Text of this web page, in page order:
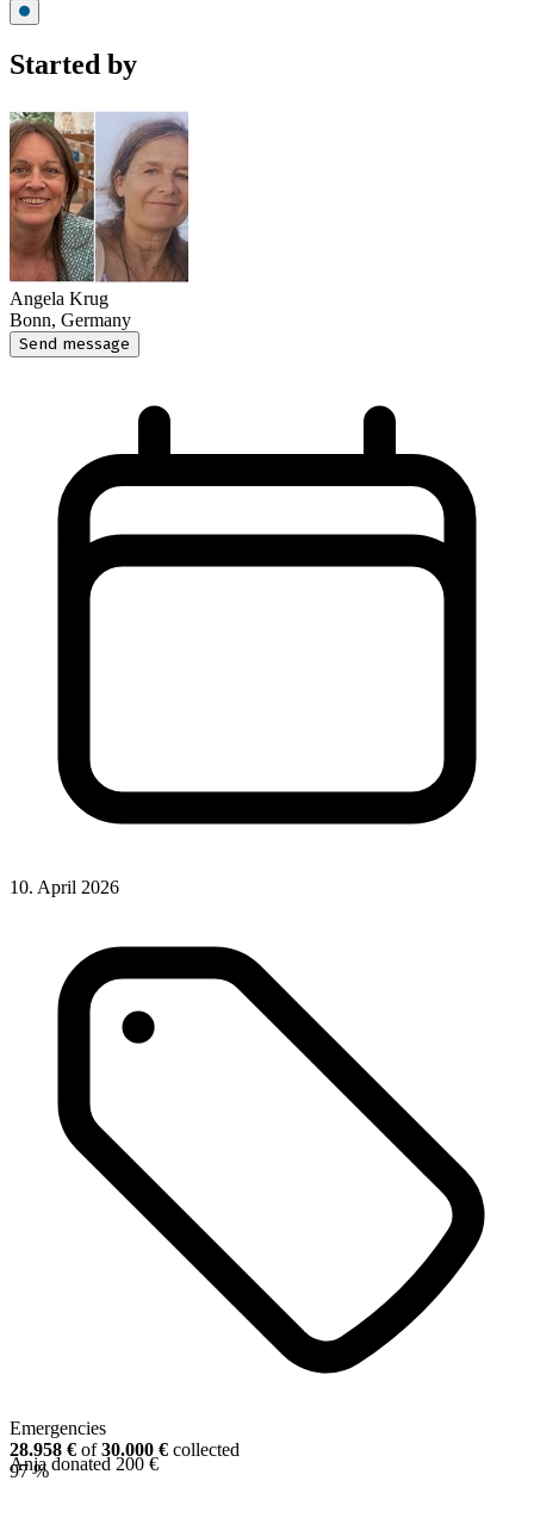
Started by
Angela Krug
Bonn, Germany
Send message
10. April 2026
Emergencies
28.958 € of30.000 € collected
97 %
Anja donated 200 €